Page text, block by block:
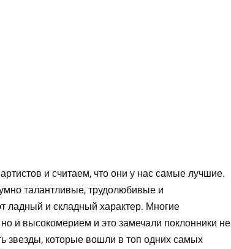
и считаем, что они у нас самые лучшие.
талантливые, трудолюбивые и
ладный и складный характер. Многие
и высокомерием и это замечали поклонники не
звезды, которые вошли в топ одних самых